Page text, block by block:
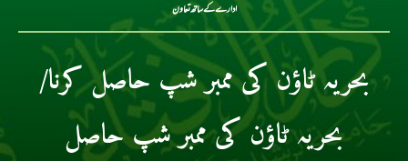
ادارے کے ساتھ تعاون
بحریہ ٹاؤن کی ممبر شپ حاصل کرنا/
بحریہ ٹاؤن کی ممبر شپ حاصل